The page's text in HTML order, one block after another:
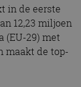
in de eerste
12,23 miljoen
(EU-29) met
maakt de top-